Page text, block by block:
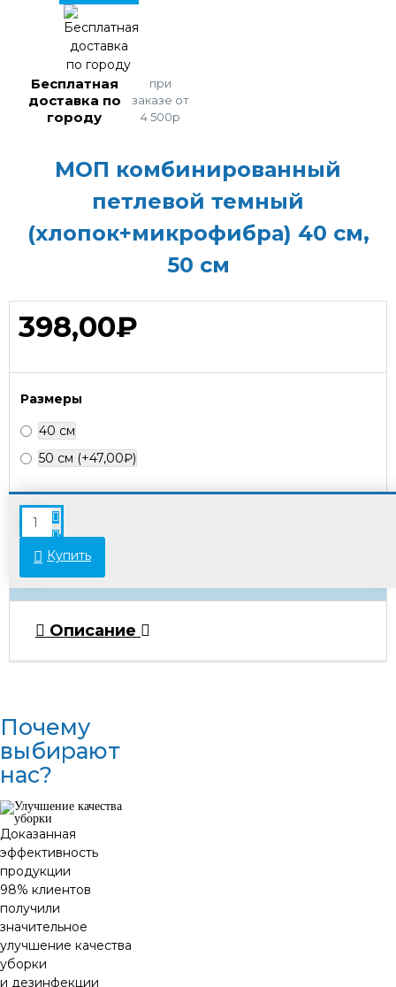
Бесплатная
доставка по
городу
при
заказе от
4 500р
МОП комбинированный
петлевой темный
(хлопок+микрофибра) 40 см,
50 см
398,00₽
Размеры
40 см
50 см (+47,00₽)
Купить
В связи с переоценкой товара стоимость
некоторых позиций может отличаться от
указанной на сайте. Просьба уточнять актуальные
Описание
Почему
выбирают
нас?
Доказанная
эффективность
продукции
98% клиентов
получили
значительное
улучшение качества
уборки
и дезинфекции